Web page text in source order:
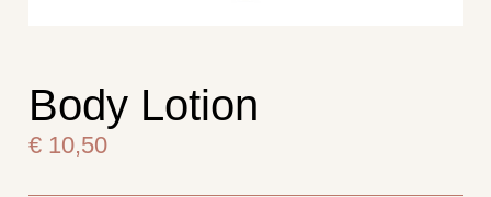
Body Lotion
€ 10,50